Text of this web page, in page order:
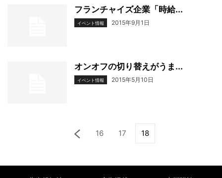
フランチャイズ企業「時給...
イベント情報 2015年9月1日
オンオフの切り替えがうま...
イベント情報 2015年5月10日
16 17 18